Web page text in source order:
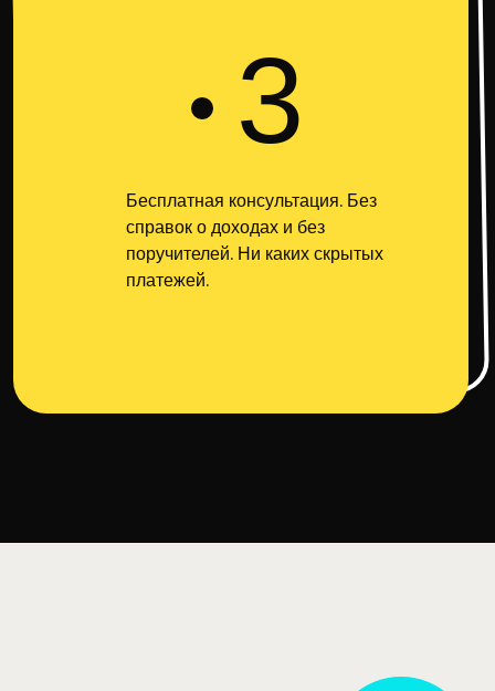
3
Бесплатная консультация. Без
справок о доходах и без
поручителей. Ни каких скрытых
платежей.